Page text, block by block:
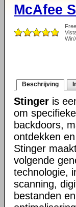
McAfee
Beschrijving
Stinger is
om
backdoors,
ontdekken
Stinger
volgende
technologie,
scanning,
bestanden